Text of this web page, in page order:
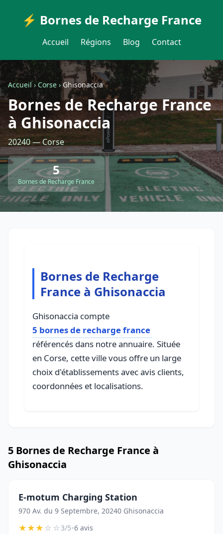
⚡ Bornes de Recharge France
Accueil Régions Blog Contact
Accueil›Corse › Ghisonaccia
Bornes de Recharge France
à Ghisonaccia
20240 — Corse
5
Bornes de Recharge France
Bornes de Recharge
France à Ghisonaccia
Ghisonaccia compte
5 bornes de recharge france
référencés dans notre annuaire. Située
en Corse, cette ville vous offre un large
choix d'établissements avec avis clients,
coordonnées et localisations.
5 Bornes de Recharge France à
Ghisonaccia
E-motum Charging Station
970 Av. du 9 Septembre, 20240 Ghisonaccia
★★★☆☆3/5•6 avis